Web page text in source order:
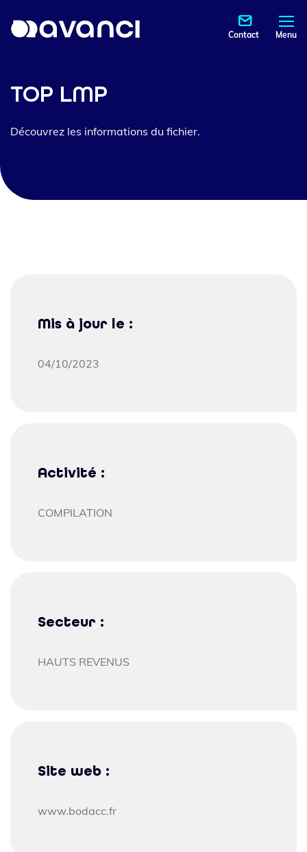
Contact Menu
TOP LMP
Découvrez les informations du fichier.
Mis à jour le :
04/10/2023
Activité :
COMPILATION
Secteur :
HAUTS REVENUS
Site web :
www.bodacc.fr